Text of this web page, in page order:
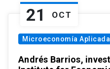
21 OCT
Microeconomía Aplicada
Andrés Barrios,